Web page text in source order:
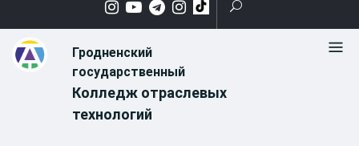
Гродненский
государственный
Колледж отраслевых
технологий